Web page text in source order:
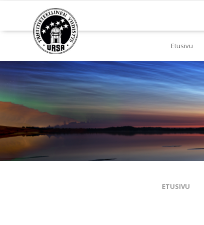
Etusivu
ETUSIVU